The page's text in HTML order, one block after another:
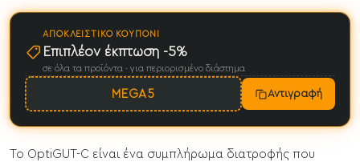
ΑΠΟΚΛΕΙΣΤΙΚΌ ΚΟΥΠΌΝΙ
Επιπλέον έκπτωση -5%
σε όλα τα προϊόντα · για περιορισμένο διάστημα
MEGA5 Αντιγραφή
Το OptiGUT-C είναι ένα συμπλήρωμα διατροφής που